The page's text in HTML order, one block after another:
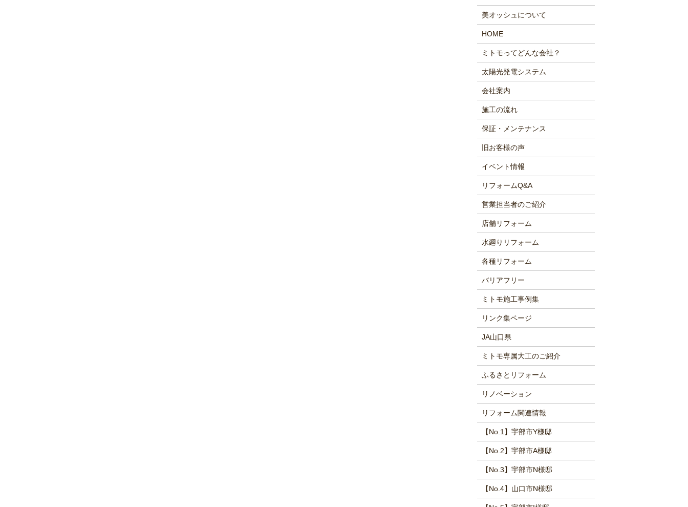
美オッシュについて
HOME
ミトモってどんな会社？
太陽光発電システム
会社案内
施工の流れ
保証・メンテナンス
旧お客様の声
イベント情報
リフォームQ&A
営業担当者のご紹介
店舗リフォーム
水廻りリフォーム
各種リフォーム
バリアフリー
ミトモ施工事例集
リンク集ページ
JA山口県
ミトモ専属大工のご紹介
ふるさとリフォーム
リノベーション
リフォーム関連情報
【No.1】宇部市Y様邸
【No.2】宇部市A様邸
【No.3】宇部市N様邸
【No.4】山口市N様邸